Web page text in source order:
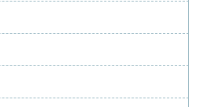
のご案内（加能地域史研究会との
日）
ご案内（2025年9月27日）